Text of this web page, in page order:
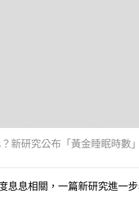
新研究公布「黃金睡眠時
息息相關，一篇新研究進一